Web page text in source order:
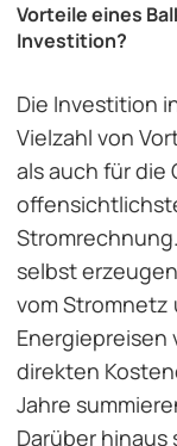
Vorteile eines
Investition?
Die Investition
Vielzahl von
als auch für die
selbst
vom Stromnetz
Energiepreisen
direkten
Jahre
Darüber